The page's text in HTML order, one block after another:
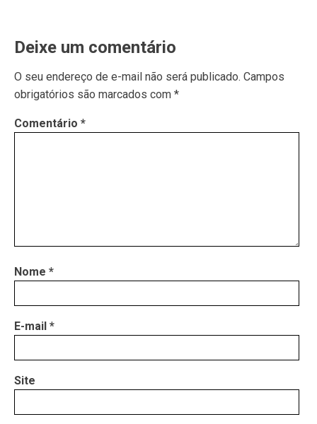
Deixe um comentário
O seu endereço de e-mail não será publicado. Campos
obrigatórios são marcados com *
Comentário *
Nome *
E-mail *
Site